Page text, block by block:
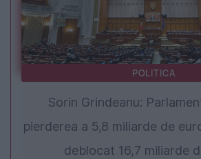
POLITICA
Sorin Grindeanu:
pierderea a 5,8 miliarde de
deblocat 16,7 miliarde